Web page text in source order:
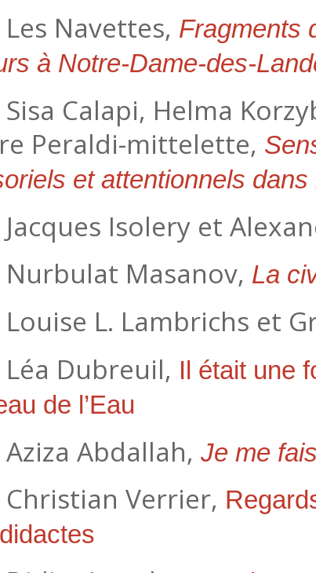
Navettes, Fragments
à Notre-Dame-des-
Calapi, Helma
Peraldi-mittelette,
et attentionnels
Isolery et
Masanov, La
L. Lambrichs et
Dubreuil, Il était une
de l’Eau
Abdallah, Je me
Verrier,